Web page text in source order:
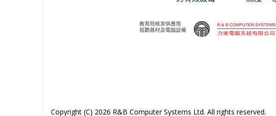
Copyright (C) 2026 R&B Computer Systems Ltd. All rights reserved.